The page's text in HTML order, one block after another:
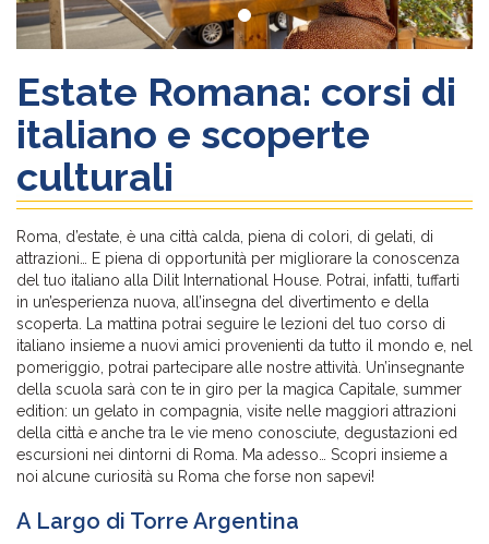
Estate Romana: corsi di
italiano e scoperte
culturali
Roma, d’estate, è una città calda, piena di colori, di gelati, di
attrazioni… E piena di opportunità per migliorare la conoscenza
del tuo italiano alla Dilit International House. Potrai, infatti, tuffarti
in un’esperienza nuova, all’insegna del divertimento e della
scoperta. La mattina potrai seguire le lezioni del tuo corso di
italiano insieme a nuovi amici provenienti da tutto il mondo e, nel
pomeriggio, potrai partecipare alle nostre attività. Un’insegnante
della scuola sarà con te in giro per la magica Capitale, summer
edition: un gelato in compagnia, visite nelle maggiori attrazioni
della città e anche tra le vie meno conosciute, degustazioni ed
escursioni nei dintorni di Roma. Ma adesso… Scopri insieme a
noi alcune curiosità su Roma che forse non sapevi!
A Largo di Torre Argentina